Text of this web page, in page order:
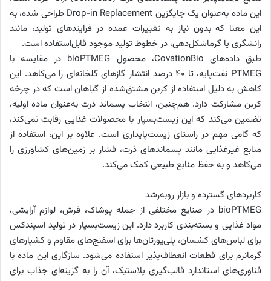
این ماده به‌عنوان یک جایگزین Drop-in Replacement طراحی شده، به
این معنا که بدون نیاز به تغییرات عمده در فرایندهای تولید، مانند
رانشگری یا گرماشکل‌دهی، در خطوط تولید موجود قابل‌استفاده است.
طبق داده‌های CovationBio، محصول bioPTMEG در مقایسه با
PTMEG نفت‌پایه، تا ۴۰ درصد انتشار گازهای گلخانه‌ای را می‌کاهد. این
کاهش به دلیل استفاده از کربن مشتق‌شده از گیاهان است که در چرخه
کربن مشارکت دارد. هم‌چنین، انتخاب پسماند ذرت به‌عنوان ماده اولیه،
تضمین می‌کند که این زیست‌بسپار با محصولات غذایی رقابت نمی‌کند،
که گامی مهم در راستای زیست‌پایداری است. علاوه بر این، استفاده از
منابع غیرغذایی مانند پسماندهای ذرت، فشار بر زمین‌های کشاورزی را
می‌کاهد و به حفظ منابع طبیعی کمک می‌کند.
کاربردهای گسترده و بازار روبه‌رشد
bioPTMEG در صنایع مختلفی از جمله پوشاک، فرش، لوازم آرایشی،
مواد غذایی و بسته‌بندی کاربرد دارد. این زیست‌بسپار در تولید اسپندکس
برای لباس‌های کشسان، پلی‌یورتان‌ها برای اسفنج‌های مقاوم و کشپارهای
گرمانرم برای قطعات انعطاف‌پذیر استفاده می‌شود. سازگاری این ماده با
فناوری‌های استاندارد قالب‌گیری پلاستیک، آن را به گزینه‌ای جذاب برای